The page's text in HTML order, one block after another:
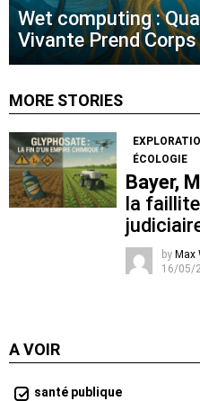
Wet computing :
Vivante Prend Corps
MORE STORIES
ÉCOLOGIE
Bayer,
la
by Max
16/05/
A VOIR
santé publique